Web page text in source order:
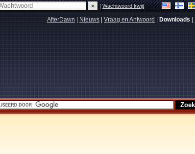
|Wachtwoord kwijt
AfterDawn Nieuws Vraag en Antwoord Downloads